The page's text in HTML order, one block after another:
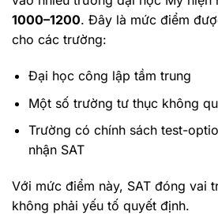
1000–1200. Đây là mức điểm
cho các trường:
Đại học công lập tầm trung
Một số trường tư thục không
Trường có chính sách test-
nhận SAT
Với mức điểm này, SAT đóng vai
không phải yếu tố quyết định.